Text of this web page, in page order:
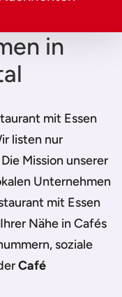
in
mit Essen
listen nur
Mission unserer
Unternehmen
mit Essen
Nähe in Cafés
soziale
Café